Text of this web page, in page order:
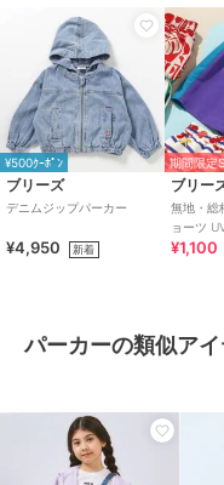
ボー
トッ
カラー
オフ
ー
サイズ
素材
ブル
ト：
ポリ
ケー
用、
特徴
トップ
ポリ
¥500ｸｰﾎﾟﾝ
ブリーズ
デニムジップパーカー
¥4,950 新着
期間限定
ブリー
無地・総
ョ
¥1,100
パーカーの類似ア